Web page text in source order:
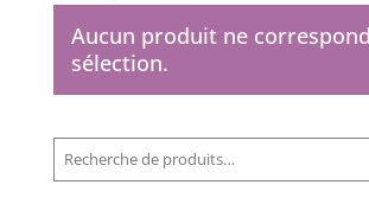
Aucun produit ne
sélection.
Recherche